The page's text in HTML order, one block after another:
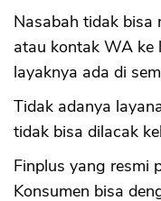
Nasabah tidak bisa
atau kontak WA ke
layaknya ada di
Tidak adanya
tidak bisa dilacak
Finplus yang resmi
Konsumen bisa